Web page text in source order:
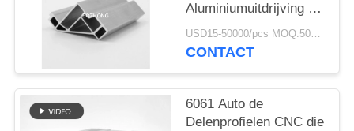
Aluminiumuitdrijving -
4040R voor
Structurenkader
USD15-50000/pcs MOQ:500kg
CONTACT
6061 Auto de
Delenprofielen CNC die